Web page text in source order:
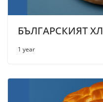
БЪЛГАРСКИЯТ
1 year